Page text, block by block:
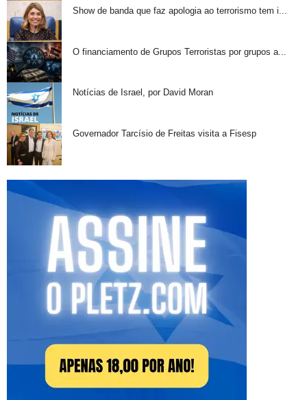
Show de banda que faz apologia ao terrorismo tem i...
O financiamento de Grupos Terroristas por grupos a...
Notícias de Israel, por David Moran
Governador Tarcísio de Freitas visita a Fisesp